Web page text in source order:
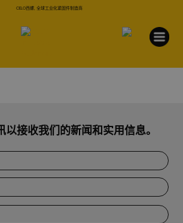
CELO西螺, 全球工业化紧固件制造商
以接收我们的新闻和实用信息。